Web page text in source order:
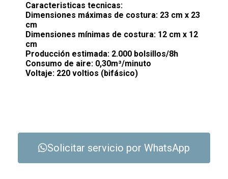
Caracteristicas tecnicas:
Dimensiones máximas de costura: 23 cm x 23
cm
Dimensiones mínimas de costura: 12 cm x 12
cm
Producción estimada: 2.000 bolsillos/8h
Consumo de aire: 0,30m³/minuto
Voltaje: 220 voltios (bifásico)
Solicitar servicio por WhatsApp